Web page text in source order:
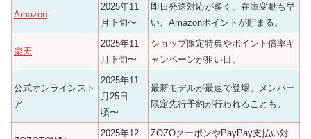
Amazon
2025年11
月下旬〜
即日発送対応が多く、在庫変動も早
い。Amazonポイントが貯まる。
楽天
2025年11
月下旬〜
ショップ限定特典やポイント倍率キ
ャンペーンが狙い目。
公式オンラインスト
ア
2025年11
月25日
頃〜
最新モデルが最速で登場。メンバー
限定先行予約が行われることも。
2025年12
ZOZOクーポンやPayPay支払い対